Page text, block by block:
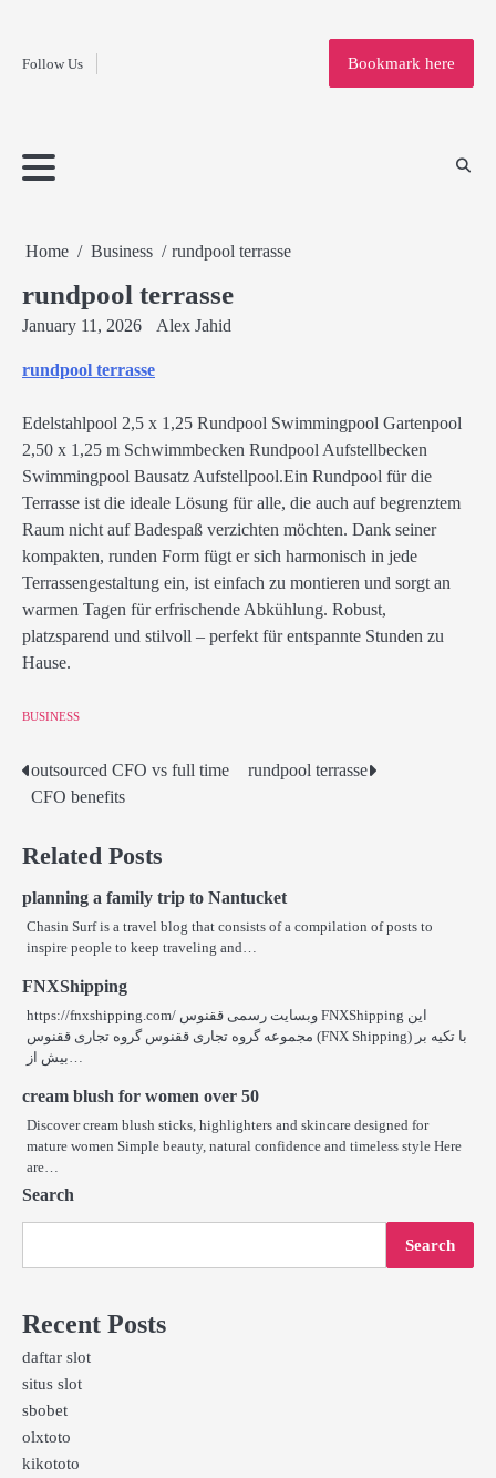
contentFollow Us
Home
Bookmark here
Home Business rundpool terrasse
rundpool terrasse
January 11, 2026 Alex Jahid
rundpool terrasse
Edelstahlpool 2,5 x 1,25 Rundpool Swimmingpool Gartenpool
2,50 x 1,25 m Schwimmbecken Rundpool Aufstellbecken
Swimmingpool Bausatz Aufstellpool.Ein Rundpool für die
Terrasse ist die ideale Lösung für alle, die auch auf begrenztem
Raum nicht auf Badespaß verzichten möchten. Dank seiner
kompakten, runden Form fügt er sich harmonisch in jede
Terrassengestaltung ein, ist einfach zu montieren und sorgt an
warmen Tagen für erfrischende Abkühlung. Robust,
platzsparend und stilvoll – perfekt für entspannte Stunden zu
Hause.
BUSINESS
Post
outsourced CFO vs full time
CFO benefits
rundpool terrasse
Related Posts
planning a family trip to Nantucket
Chasin Surf is a travel blog that consists of a compilation of posts to
inspire people to keep traveling and…
FNXShipping
https://fnxshipping.com/ وبسایت رسمی ققنوس FNXShipping این
مجموعه گروه تجاری ققنوس گروه تجاری ققنوس (FNX Shipping) با تکیه بر
بیش از…
cream blush for women over 50
Discover cream blush sticks, highlighters and skincare designed for
mature women Simple beauty, natural confidence and timeless style Here
are…
Search
Search
Recent Posts
daftar slot
situs slot
sbobet
olxtoto
kikototo